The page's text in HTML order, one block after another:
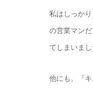
私はしっか
の営業マン
てしまいま
他にも、『